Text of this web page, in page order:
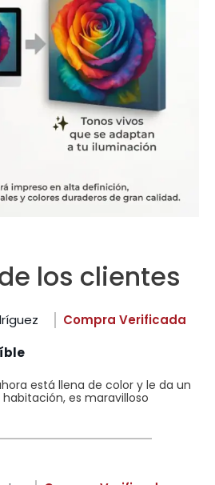
los clientes
Compra Verificada
está llena de color y le da un
es maravilloso